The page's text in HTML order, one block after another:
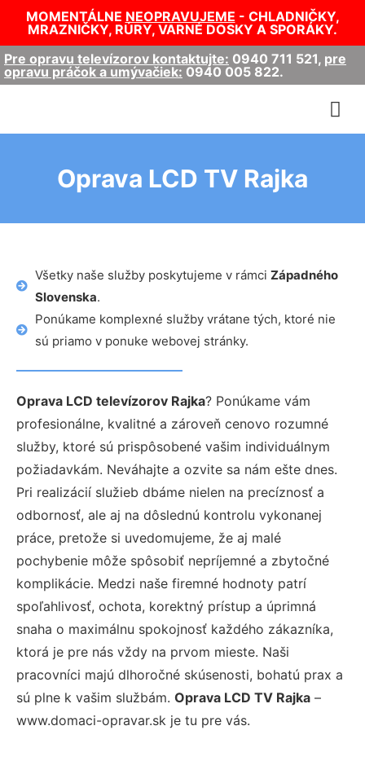
MOMENTÁLNE NEOPRAVUJEME - CHLADNIČKY,
MRAZNIČKY, RÚRY, VARNÉ DOSKY A SPORÁKY.
Pre opravu televízorov kontaktujte: 0940 711 521, pre
opravu práčok a umývačiek: 0940 005 822.
Oprava LCD TV Rajka
Všetky naše služby poskytujeme v rámci Západného
Slovenska.
Ponúkame komplexné služby vrátane tých, ktoré nie
sú priamo v ponuke webovej stránky.
Oprava LCD televízorov Rajka? Ponúkame vám
profesionálne, kvalitné a zároveň cenovo rozumné
služby, ktoré sú prispôsobené vašim individuálnym
požiadavkám. Neváhajte a ozvite sa nám ešte dnes.
Pri realizácií služieb dbáme nielen na precíznosť a
odbornosť, ale aj na dôslednú kontrolu vykonanej
práce, pretože si uvedomujeme, že aj malé
pochybenie môže spôsobiť nepríjemné a zbytočné
komplikácie. Medzi naše firemné hodnoty patrí
spoľahlivosť, ochota, korektný prístup a úprimná
snaha o maximálnu spokojnosť každého zákazníka,
ktorá je pre nás vždy na prvom mieste. Naši
pracovníci majú dlhoročné skúsenosti, bohatú prax a
sú plne k vašim službám. Oprava LCD TV Rajka –
www.domaci-opravar.sk je tu pre vás.